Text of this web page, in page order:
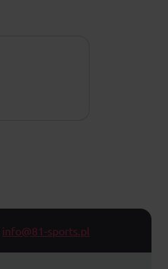
info@81-sports.pl